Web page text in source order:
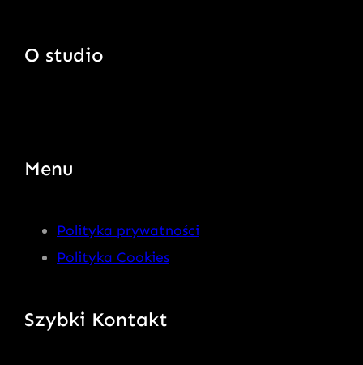
O studio
Menu
Polityka prywatności
Polityka Cookies
Szybki Kontakt